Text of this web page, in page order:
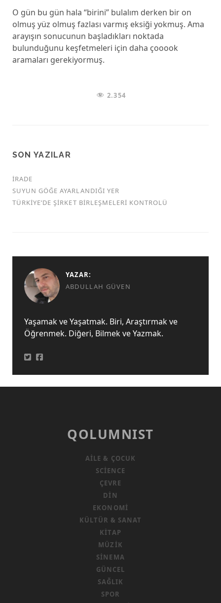
O gün bu gün hala “birini” bulalım derken bir on
olmuş yüz olmuş fazlası varmış eksiği yokmuş. Ama
arayışın sonucunun başladıkları noktada
bulunduğunu keşfetmeleri için daha çooook
aramaları gerekiyormuş.
2.354
SON YAZILAR
İRADE
SUYUN GÖĞE AYARLANDIĞI YER
TÜRKİYE’DE ŞİRKET BİRLEŞMELERİ KONTROLÜ
YAZAR:
ABDULLAH GÜVEN
Yaşamak ve Yaşatmak. Biri, Araştırmak ve
Öğrenmek. Diğeri, Bilmek ve Yazmak.
QOLUMNIST
AILE & ÇOCUK
SCIENCE
ÇEVRE
DIN
EKONOMI
KÜLTÜR & SANAT
KITAP
MÜZIK
SINEMA
GÜNCEL
SAĞLIK
SPOR